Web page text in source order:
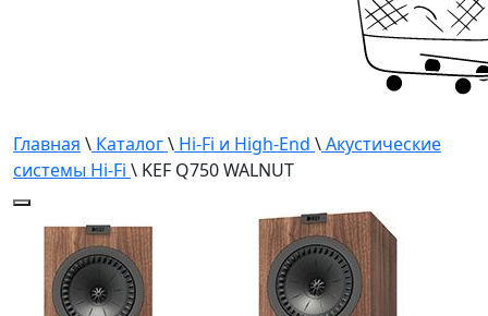
Главная \ Каталог\ Hi-Fi и High-End \Акустические
системы Hi-Fi \ KEF Q750 WALNUT